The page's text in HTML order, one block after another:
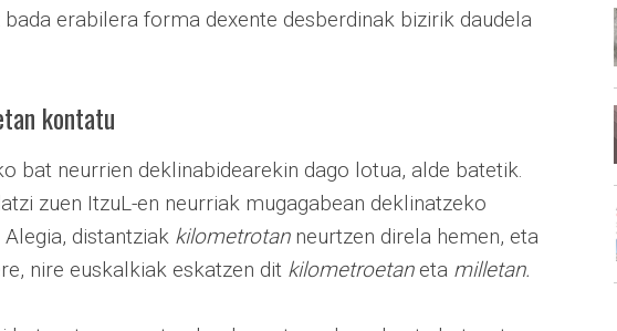
bada erabilera forma dexente desberdinak bizirik daudela
kontatu
bat neurrien deklinabidearekin dago lotua, alde batetik.
zuen ItzuL-en neurriak mugagabean deklinatzeko
distantziak kilometrotanneurtzen direla hemen, eta
nire euskalkiak eskatzen dit kilometroetaneta milletan.